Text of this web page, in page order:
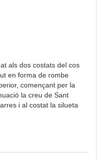
als dos costats del cos
en forma de rombe
començant per la
la creu de Sant
i al costat la silueta